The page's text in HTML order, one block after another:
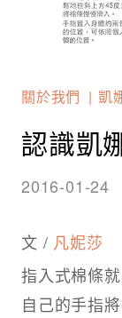
關於我們 凱
認識凱
2016-01-24
文 / 凡妮莎
指入式棉條
自己的手指